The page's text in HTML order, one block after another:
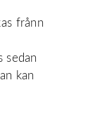
frånn
sedan
kan